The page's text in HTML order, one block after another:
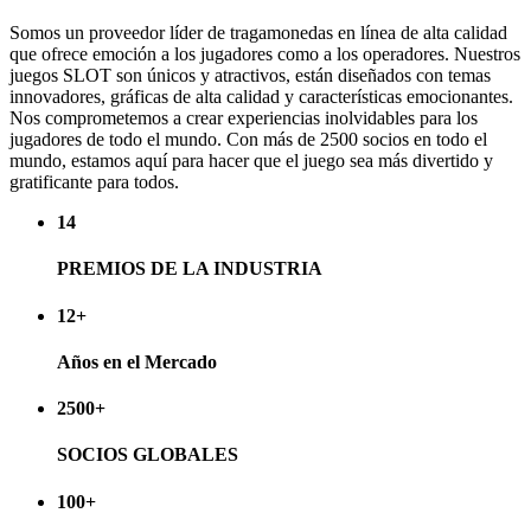
Somos un proveedor líder de tragamonedas en línea de alta calidad
que ofrece emoción a los jugadores como a los operadores. Nuestros
juegos SLOT son únicos y atractivos, están diseñados con temas
innovadores, gráficas de alta calidad y características emocionantes.
Nos comprometemos a crear experiencias inolvidables para los
jugadores de todo el mundo. Con más de 2500 socios en todo el
mundo, estamos aquí para hacer que el juego sea más divertido y
gratificante para todos.
14
PREMIOS DE LA INDUSTRIA
12+
Años en el Mercado
2500+
SOCIOS GLOBALES
100+